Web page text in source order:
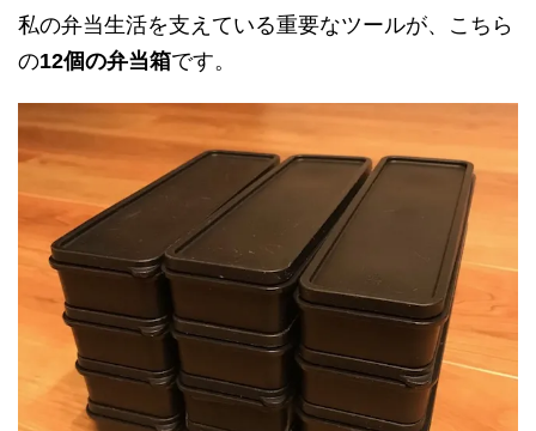
私の弁当生活を支えている重要なツールが、こちら
の12個の弁当箱です。